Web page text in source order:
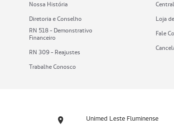
Nossa História
Diretoria e Conselho
RN 518 - Demonstrativo
Financeiro
RN 309 - Reajustes
Trabalhe Conosco
Loja
Fale
Unimed Leste Fluminense